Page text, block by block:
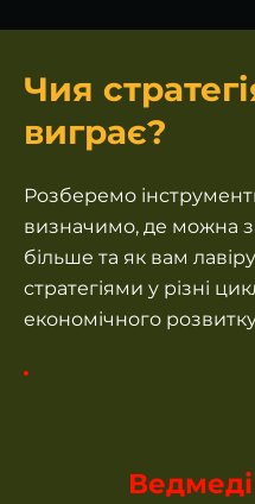
Чия
виграє?
Розберемо
визначимо, де можна
більше та як вам
стратегіями у різні
економічного
Ведмеді